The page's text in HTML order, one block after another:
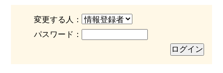
変更する人：
パスワード：